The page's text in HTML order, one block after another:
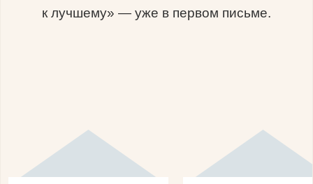
к лучшему» — уже в первом письме.